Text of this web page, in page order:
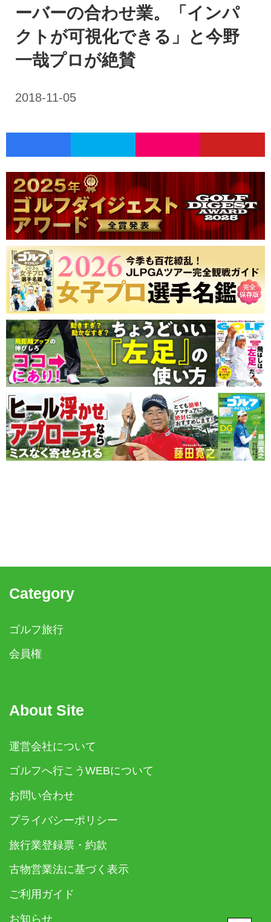
ーバーの合わせ業。「インパ
クトが可視化できる」と今野
一哉プロが絶賛
Category
ゴルフ旅行
会員権
About Site
運営会社について
ゴルフへ行こうWEBについて
お問い合わせ
プライバシーポリシー
旅行業登録票・約款
古物営業法に基づく表示
ご利用ガイド
お知らせ